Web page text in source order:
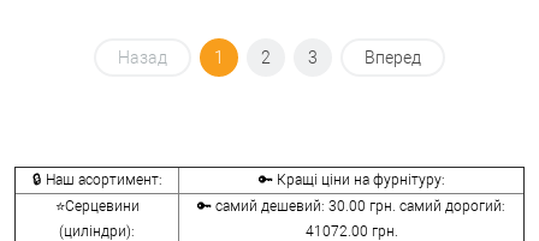
Назад 1 2 3 Вперед
🔒 Наш асортимент:
🔑 Кращі ціни на фурнітуру:
⭐Серцевини
(циліндри):
🔑 самий дешевий: 30.00 грн. самий дорогий:
41072.00 грн.